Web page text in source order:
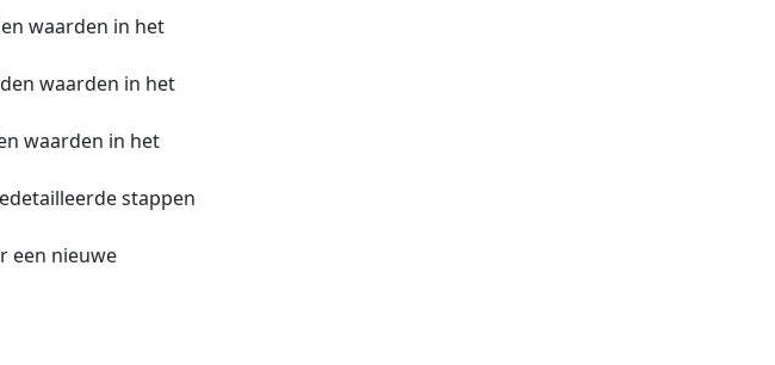
waarden in het
waarden in het
waarden in het
stappen
een nieuwe